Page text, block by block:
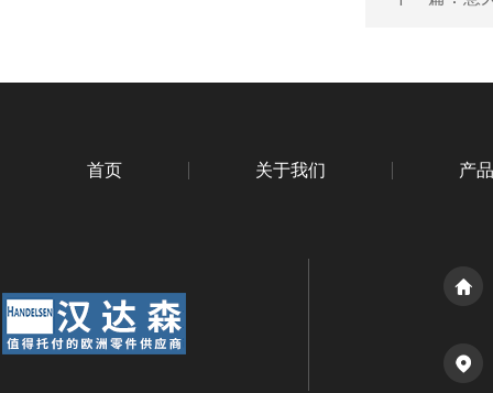
首页 关于我们 产